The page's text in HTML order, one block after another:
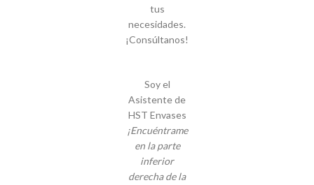
tus
necesidades.
¡Consúltanos!
Soy el
Asistente de
HST Envases
¡Encuéntrame
en la parte
inferior
derecha de la